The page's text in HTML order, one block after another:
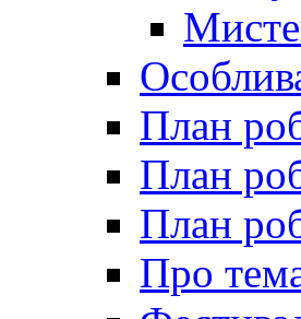
План
План
План
Про